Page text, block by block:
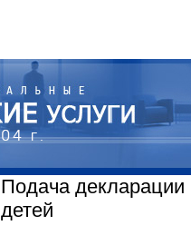
Подача декларации
детей